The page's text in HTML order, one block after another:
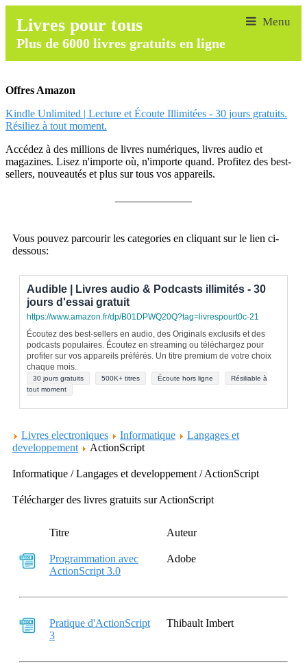
Livres pour tous
Plus de 6000 livres gratuits en ligne
Offres Amazon
Kindle Unlimited | Lecture et Écoute Illimitées - 30 jours gratuits.
Résiliez à tout moment.
Accédez à des millions de livres numériques, livres audio et
magazines. Lisez n'importe où, n'importe quand. Profitez des best-
sellers, nouveautés et plus sur tous vos appareils.
Vous pouvez parcourir les categories en cliquant sur le lien ci-
dessous:
Audible | Livres audio & Podcasts illimités - 30
jours d'essai gratuit
https://www.amazon.fr/dp/B01DPWQ20Q?tag=livrespourt0c-21
Écoutez des best-sellers en audio, des Originals exclusifs et des
podcasts populaires. Écoutez en streaming ou téléchargez pour
profiter sur vos appareils préférés. Un titre premium de votre choix
chaque mois.
30 jours gratuits 500K+ titres Écoute hors ligne
Résiliable à
tout moment
Livres electroniques Informatique
Langages et
developpement
ActionScript
Informatique / Langages et developpement / ActionScript
Télécharger des livres gratuits sur ActionScript
Titre Auteur
Programmation avec
ActionScript 3.0
Adobe
Pratique d'ActionScript
3
Thibault Imbert